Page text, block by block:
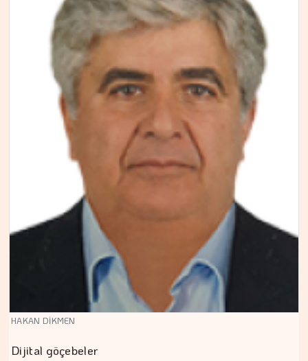
HAKAN DİKMEN
Dijital göçebeler